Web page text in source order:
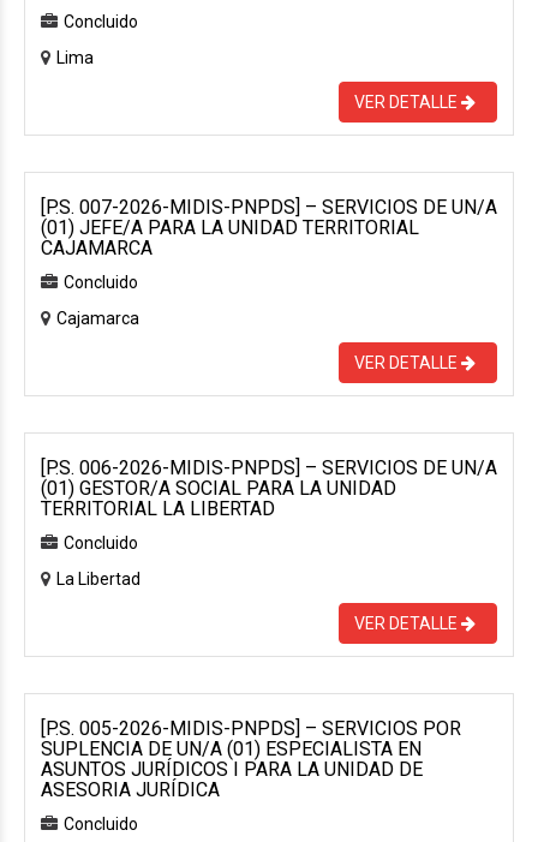
Concluido
Lima
VER DETALLE
[P.S. 007-2026-MIDIS-PNPDS] – SERVICIOS DE UN/A
(01) JEFE/A PARA LA UNIDAD TERRITORIAL
CAJAMARCA
Concluido
Cajamarca
VER DETALLE
[P.S. 006-2026-MIDIS-PNPDS] – SERVICIOS DE UN/A
(01) GESTOR/A SOCIAL PARA LA UNIDAD
TERRITORIAL LA LIBERTAD
Concluido
La Libertad
VER DETALLE
[P.S. 005-2026-MIDIS-PNPDS] – SERVICIOS POR
SUPLENCIA DE UN/A (01) ESPECIALISTA EN
ASUNTOS JURÍDICOS I PARA LA UNIDAD DE
ASESORIA JURÍDICA
Concluido